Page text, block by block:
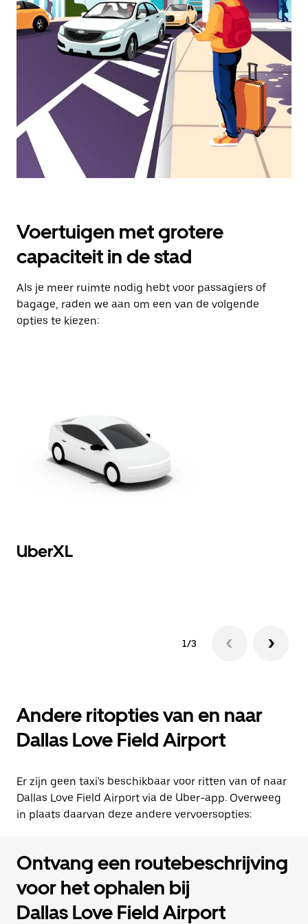
een
datum
te
selecteren.
agenda
te
sluiten.
Voertuigen met grotere
capaciteit in de stad
Als je meer ruimte nodig hebt voor passagiers of
bagage, raden we aan om een van de volgende
opties te kiezen:
UberXL
1/3
Andere ritopties van en naar
Dallas Love Field Airport
Er zijn geen taxi's beschikbaar voor ritten van of naar
Dallas Love Field Airport via de Uber-app. Overweeg
in plaats daarvan deze andere vervoersopties:
Ontvang een routebeschrijving
voor het ophalen bij
Dallas Love Field Airport